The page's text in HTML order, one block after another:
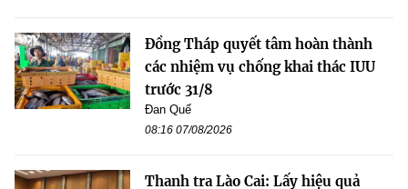
Đồng Tháp quyết tâm hoàn thành
các nhiệm vụ chống khai thác IUU
trước 31/8
Đan Quế
08:16 07/08/2026
Thanh tra Lào Cai: Lấy hiệu quả